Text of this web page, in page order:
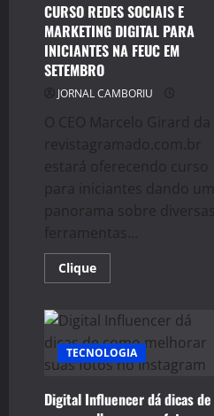
CURSO REDES SOCIAIS E
MARKETING DIGITAL PARA
INICIANTES NA FEUC EM
SETEMBRO
JORNAL CAMBORIU
O CEO Marcelo Girard da
revistagramado.com.br
estará oferecendo curso
para iniciantes dando um
panorama sobre diversas
ferramentas...
CliqueRead
more
REDES
SOCIAIS
E
MARKETING
DIGITAL
INICIANTES
NA
TECNOLOGIA
Digital Influencer dá dicas de